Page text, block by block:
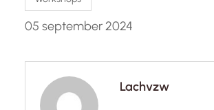
05 september 2024
Lachvzw